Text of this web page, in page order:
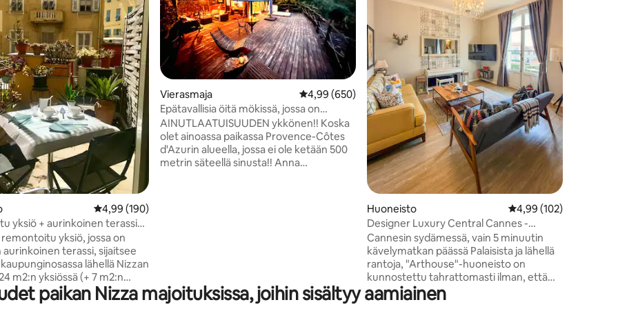
5, 167 arvostelua
Keskimääräinen arvio 4,99/5, 190 arvostelua
4,99 (190)
yksiö + aurinkoinen terassi
yksiö, jossa on
terassi, sijaitsee
lähellä Nizzan
m2:n yksiössä (+ 7 m2:n
kevyt, ilmava avoin
jossa on täysin varusteltu
Vierasmaja Keskimääräinen arvio 4,99/5, 650 arvostelua
4,99 (650)
Epätavallisia öitä mökissä, jossa on
poreallas
AINUTLAATUISUUDEN ykkönen!! Koska
olet ainoassa paikassa Provence-Côtes
d'Azurin alueella, jossa ei ole ketään 500
metrin säteellä sinusta!! Anna
ajan SAN-oliiveja, oliiviöljyä ja oliivivoita.
Huoneisto Keskimääräinen arvio
4,99 (102)
Designer Luxury Central Cannes -
huoneisto, 70 m2
Cannesin sydämessä, vain 5 minuutin
kävelymatkan päässä Palaisista ja lähellä
rantoja, "Arthouse"-huoneisto on
kunnostettu tahrattomasti ilman, että
kustannuksista on säästetty. Tämä
persoonallinen ranskalainen
paikan Nizza majoituksissa, joihin sisältyy aamiainen